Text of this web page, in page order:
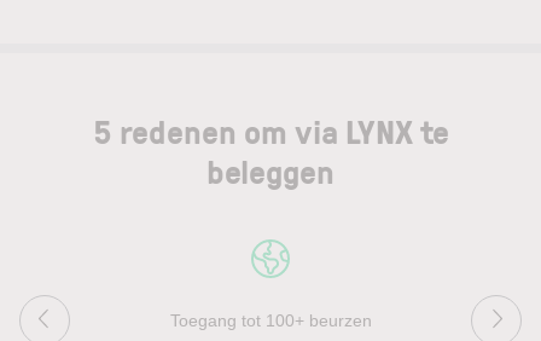
5 redenen om via LYNX te
beleggen
Toegang tot 100+ beurzen